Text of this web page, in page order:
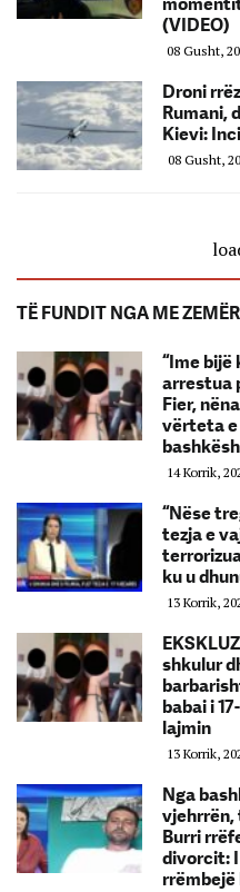
(VIDEO)
08 Gusht,
Droni
Rumani,
Kievi:
08 Gusht,
TË FUNDIT NGA ME
“Ime bijë
arrestua
Fier,
vërteta
14 Korrik,
“Nëse
tezja e
ku u
13 Korrik,
shkulur
babai i
lajmin
13 Korrik,
Nga
vjehrrën,
Burri
divorcit:
rrëmbejë